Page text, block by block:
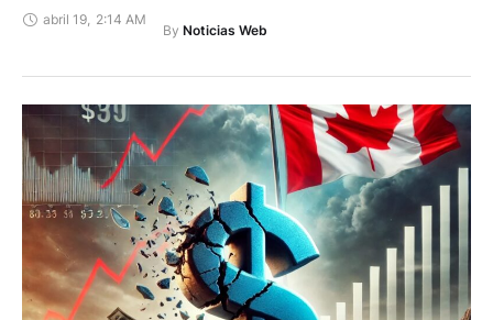
abril 19, 2:14 AM
By Noticias Web